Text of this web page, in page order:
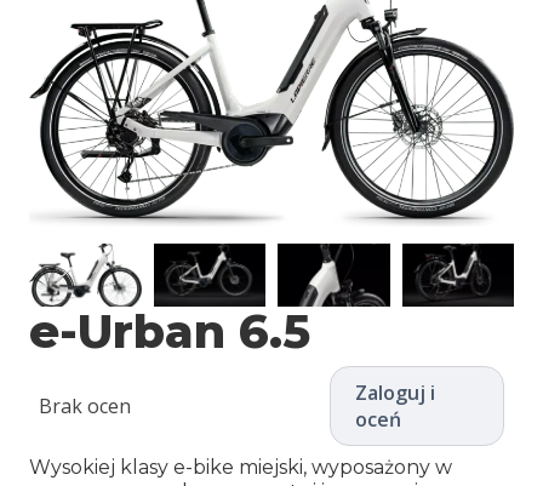
e-Urban 6.5
Brak ocen
Zaloguj i
oceń
Wysokiej klasy e-bike miejski, wyposażony w